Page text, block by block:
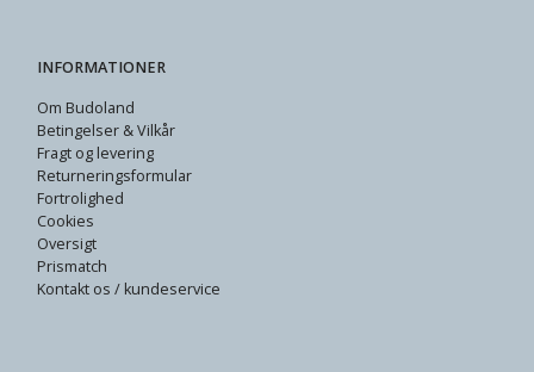
INFORMATIONER
Om Budoland
Betingelser & Vilkår
Fragt og levering
Returneringsformular
Fortrolighed
Cookies
Oversigt
Prismatch
Kontakt os / kundeservice